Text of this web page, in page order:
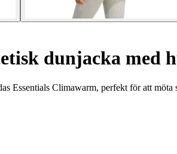
dunjacka med
Essentials Climawarm, perfekt för att möta